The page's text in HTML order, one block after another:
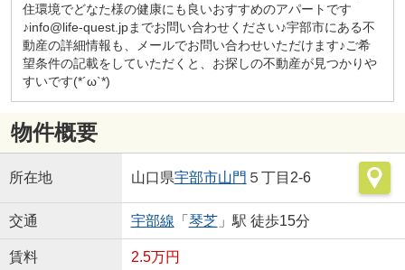
住環境でどなた様の健康にも良いおすすめのアパートです
♪info@life-quest.jpまでお問い合わせください♪宇部市にある不
動産の詳細情報も、メールでお問い合わせいただけます♪ご希
望条件の記載をしていただくと、お探しの不動産が見つかりや
すいです(*´ω`*)
物件概要
所在地 山口県宇部市山門 ５丁目2-6
交通 宇部線 「 琴芝」駅 徒歩15分
賃料 2.5万円